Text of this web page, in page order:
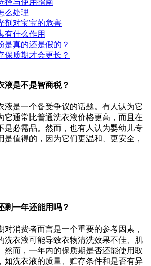
择与使用指南
么处理
剂对宝宝的危害
有什么作用
是真的还是假的？
保质期才会更长？
液是不是智商税？
液是一个备受争议的话题。有人认为它
它通常比普通洗衣液价格更高，而且在
是必需品。然而，也有人认为婴幼儿专
是值得的，因为它们更温和、更安全，
剩一年还能用吗？
对消费者而言是一个重要的参考因素，
洗衣液可能导致衣物清洗效果不佳、肌
然而，一年内的保质期是否还能使用取
如洗衣液的质量、贮存条件和是否有异